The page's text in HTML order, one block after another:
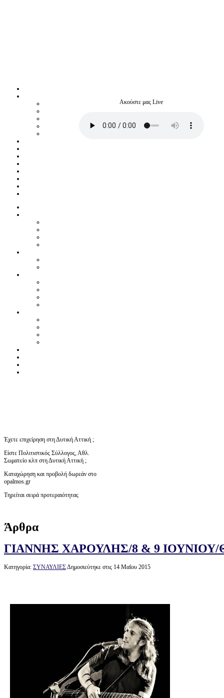
Ακούστε μας Live
Έχετε επιχείρηση στη Δυτική Αττική ;
Είστε Πολιτιστικός Σύλλογος, Αθλ.
Σωματείο κλπ στη Δυτική Αττική ;
Καταχώρηση και προβολή δωρεάν στο
opalmos.gr
Τηρείται σειρά προτεραιότητας
Άρθρα
ΓΙΑΝΝΗΣ ΧΑΡΟΥΛΗΣ/8 & 9
Κατηγορία: ΣΥΝΑΥΛΙΕΣΔημοσιεύτηκε στις 14 Μαΐου 2015